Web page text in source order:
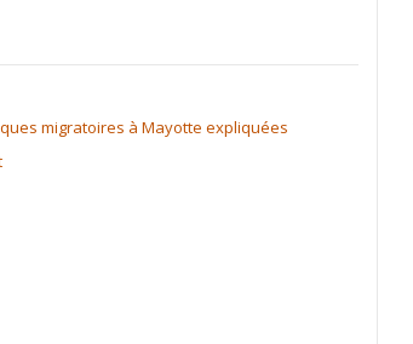
migratoires à Mayotte expliquées